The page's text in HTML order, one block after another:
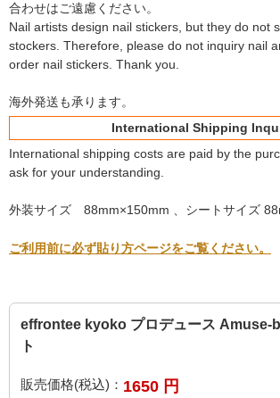
合わせはご遠慮ください。
Nail artists design nail stickers, but they do not
stockers. Therefore, please do not inquiry nail
order nail stickers. Thank you.
海外発送も承ります。
International Shipping
International shipping costs are paid by the
ask for your understanding.
外装サイズ 88mm×150mm 、シートサイズ
ご利用前に必ず貼り方ページをご覧ください。
effrontee kyoko プロデュース Amuse-
ト
販売価格(税込)： 1650 円